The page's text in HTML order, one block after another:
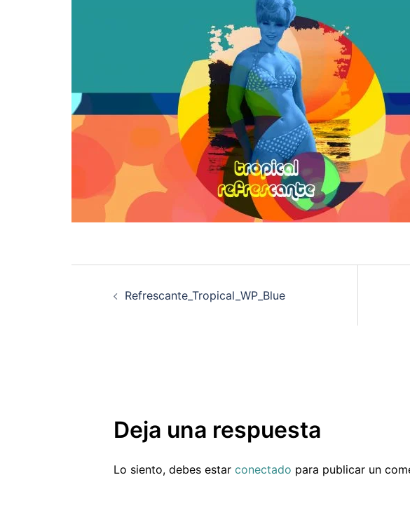
Navegación
Refrescante_Tropical_WP_Blue
Deja una respuesta
Lo siento, debes estar conectado para publicar un